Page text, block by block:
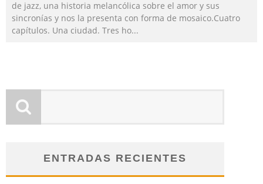
de jazz, una historia melancólica sobre el amor y sus
sincronías y nos la presenta con forma de mosaico.Cuatro
capítulos. Una ciudad. Tres ho...
ENTRADAS RECIENTES